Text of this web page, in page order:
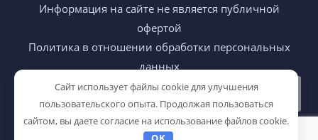
Информация на сайте не является публичной
офертой
Политика в отношении обработки персональных
данных
Сайт использует файлы cookie для улучшения
пользовательского опыта. Продолжая пользоваться
сайтом, вы даете согласие на использование файлов cookie.